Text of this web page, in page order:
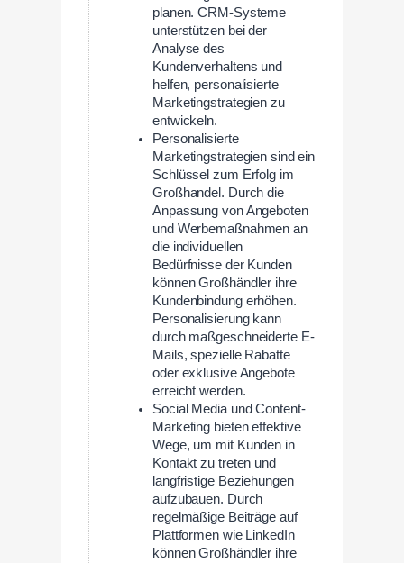
planen. CRM-Systeme
unterstützen bei der
Analyse des
Kundenverhaltens und
helfen, personalisierte
Marketingstrategien zu
entwickeln.
Personalisierte
Marketingstrategien sind ein
Schlüssel zum Erfolg im
Großhandel. Durch die
Anpassung von Angeboten
und Werbemaßnahmen an
die individuellen
Bedürfnisse der Kunden
können Großhändler ihre
Kundenbindung erhöhen.
Personalisierung kann
durch maßgeschneiderte E-
Mails, spezielle Rabatte
oder exklusive Angebote
erreicht werden.
Social Media und Content-
Marketing bieten effektive
Wege, um mit Kunden in
Kontakt zu treten und
langfristige Beziehungen
aufzubauen. Durch
regelmäßige Beiträge auf
Plattformen wie LinkedIn
können Großhändler ihre